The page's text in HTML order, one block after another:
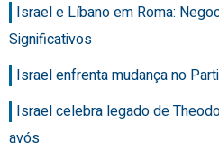
Israel e Líbano em Roma:
Significativos
Israel enfrenta mudança no
Israel celebra legado de
avós